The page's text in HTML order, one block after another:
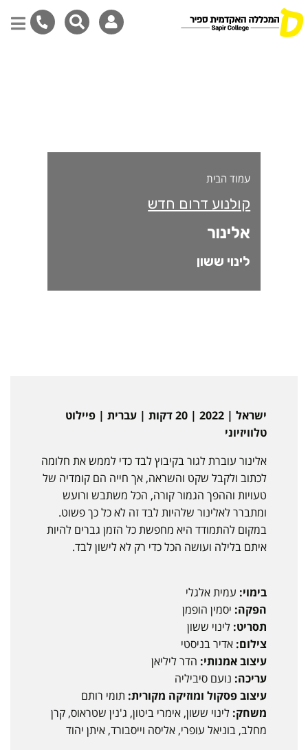
עמוד הבית
קולנוע דרום חדש
אלינור
לינוי ששון
ישראל | 2022 | 20 דקות | עברית | פיילוט
טלוויזיוני
אלינור עוברת לגור בקיבוץ לבד כדי לממש את חלומה
לכתוב ולקבל שקט והשראה, אך חייה הם קומדיה של
טעויות וההפך הגמור קורה, הכל משתבש ורועש
ומתברר לאלינור שלהיות לבד זה לא כל כך פשוט.
במקום להתמודד היא מחפשת כל הזמן גברים להיות
איתם בלילה ועושה הכל כדי רק לא לישון לבד.
בימוי: עמית אלגלי
הפקה: יסמין הופמן
תסריט: לינוי ששון
צילום: אדיר בניסטי
עיצוב אמנותי: הדר ליליאן
עריכה: נועם סיביליה
עיצוב פסקול ומוזיקה מקורית: תומי רותם
משחק: לינוי ששון, אימרי ביטון, ג'נין שטראוס, קרן
מחלב, בוניאל עופרי, אליסה וייסבורד, איתן יהוד